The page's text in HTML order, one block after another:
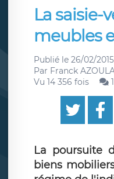
La saisie-
meubles
Publié le 26/02/2015
Par Franck
Vu 14 356 fois
1
La poursuite
biens